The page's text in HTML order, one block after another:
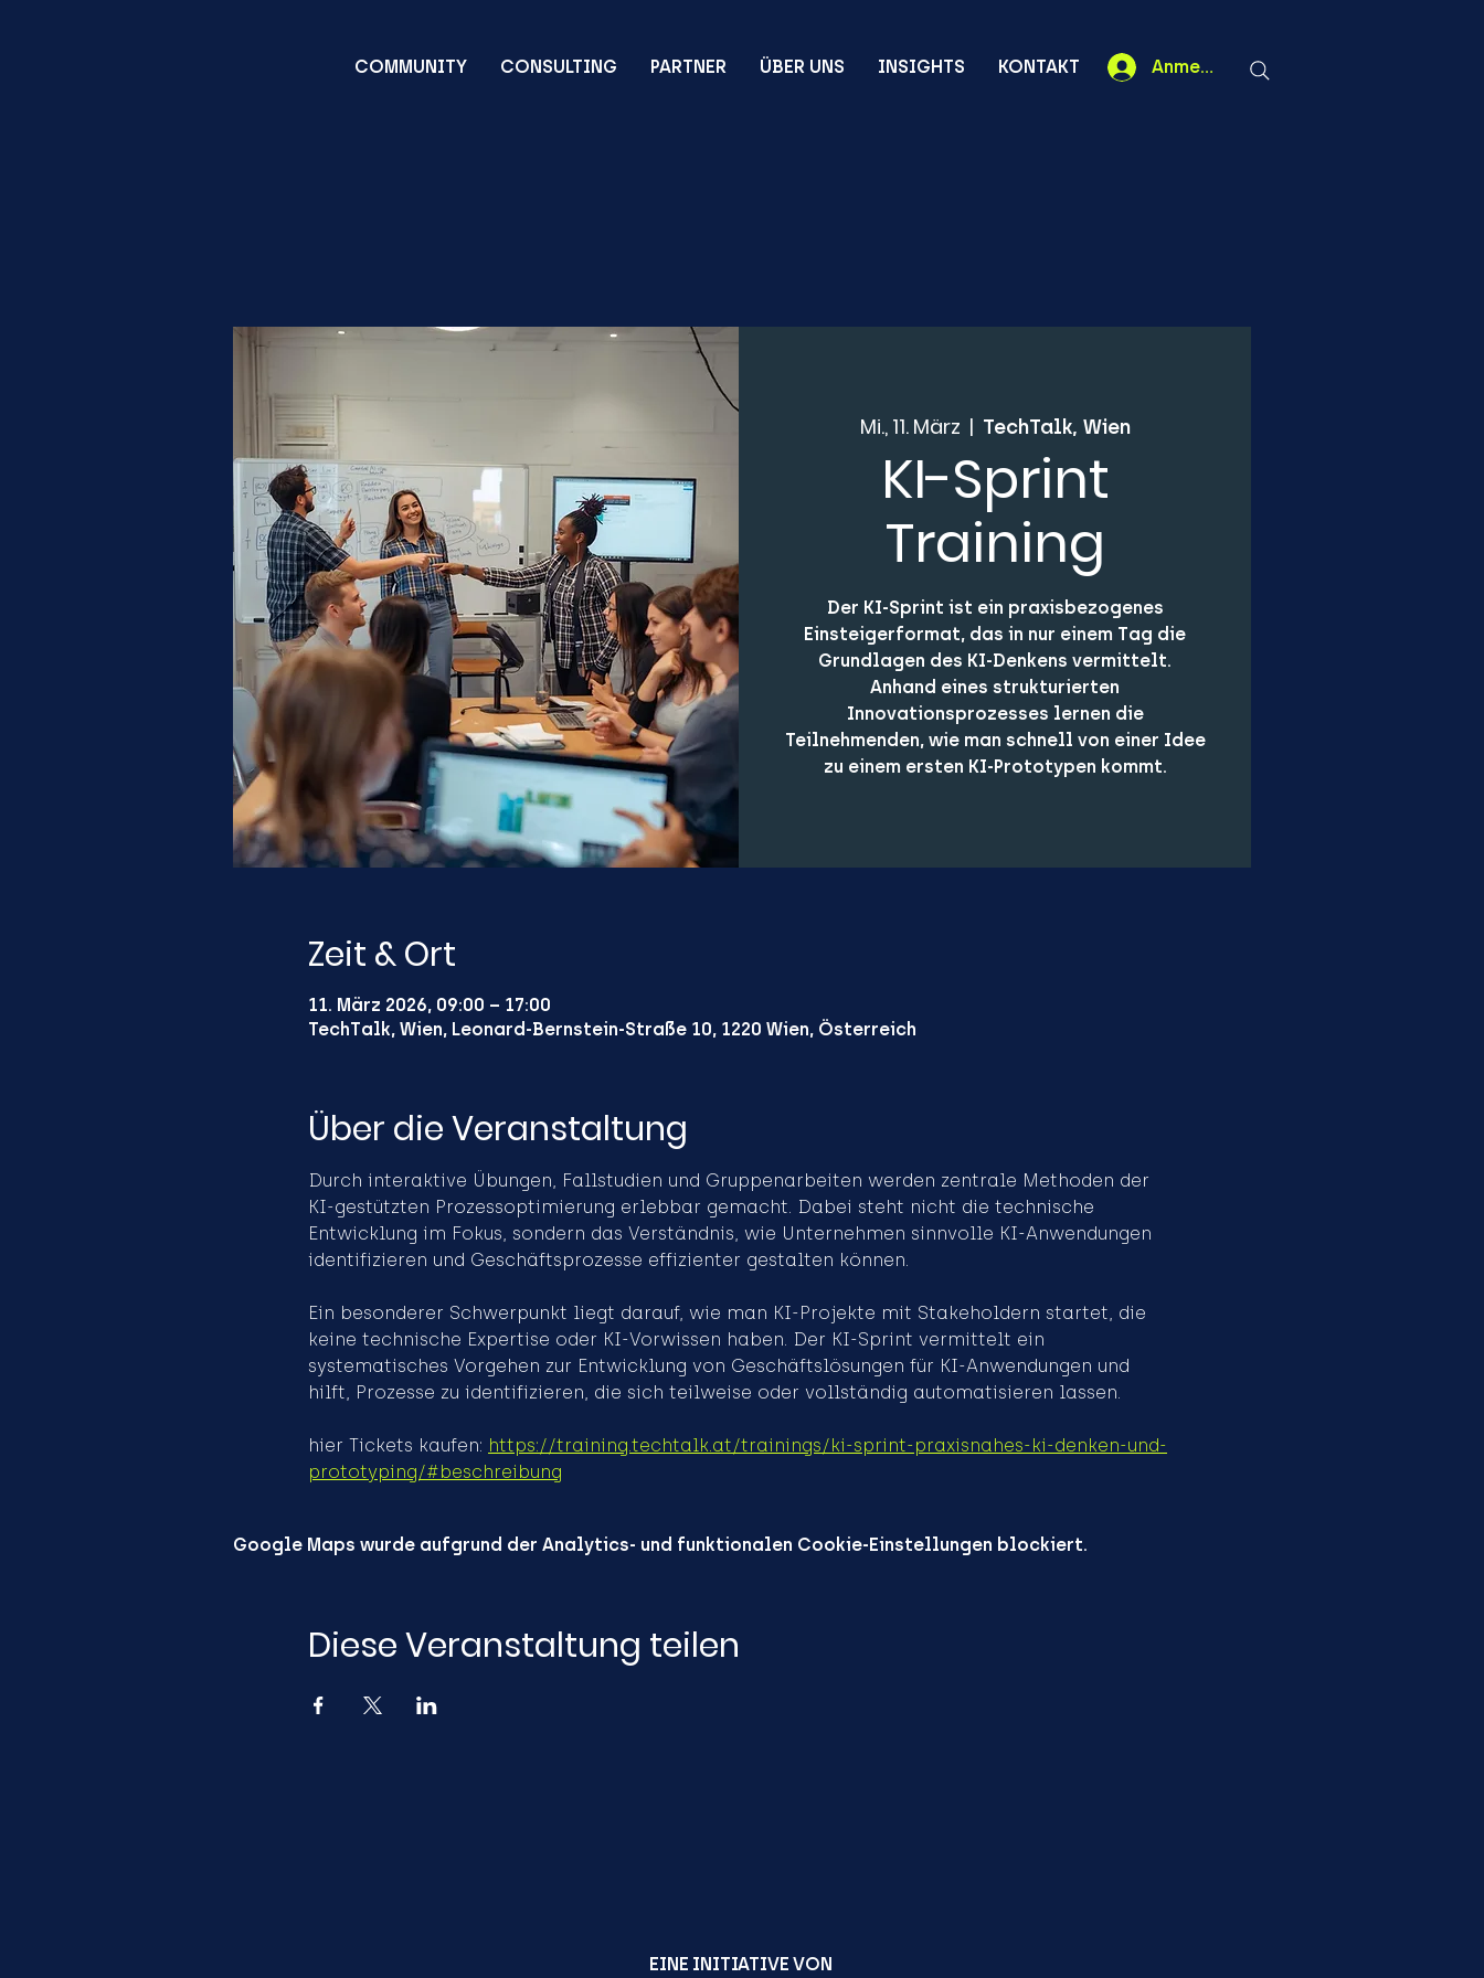
COMMUNITY CONSULTING PARTNER ÜBER UNS INSIGHTS KONTAKT Anmelden
Mi., 11. März
  |
TechTalk, Wien
KI-Sprint
Training
Der KI-Sprint ist ein praxisbezogenes
Einsteigerformat, das in nur einem Tag die
Grundlagen des KI-Denkens vermittelt.
Anhand eines strukturierten
Innovationsprozesses lernen die
Teilnehmenden, wie man schnell von einer Idee
zu einem ersten KI-Prototypen kommt.
Zeit & Ort
11. März 2026, 09:00 – 17:00
TechTalk, Wien, Leonard-Bernstein-Straße 10, 1220 Wien, Österreich
Über die Veranstaltung
Durch interaktive Übungen, Fallstudien und Gruppenarbeiten werden zentrale Methoden der
KI-gestützten Prozessoptimierung erlebbar gemacht. Dabei steht nicht die technische
Entwicklung im Fokus, sondern das Verständnis, wie Unternehmen sinnvolle KI-Anwendungen
identifizieren und Geschäftsprozesse effizienter gestalten können.
Ein besonderer Schwerpunkt liegt darauf, wie man KI-Projekte mit Stakeholdern startet, die
keine technische Expertise oder KI-Vorwissen haben. Der KI-Sprint vermittelt ein
systematisches Vorgehen zur Entwicklung von Geschäftslösungen für KI-Anwendungen und
hilft, Prozesse zu identifizieren, die sich teilweise oder vollständig automatisieren lassen.
hier Tickets kaufen: https://training.techtalk.at/trainings/ki-sprint-praxisnahes-ki-denken-und-
prototyping/#beschreibung
Google Maps wurde aufgrund der Analytics- und funktionalen Cookie-Einstellungen blockiert.
Diese Veranstaltung teilen
EINE INITIATIVE VON